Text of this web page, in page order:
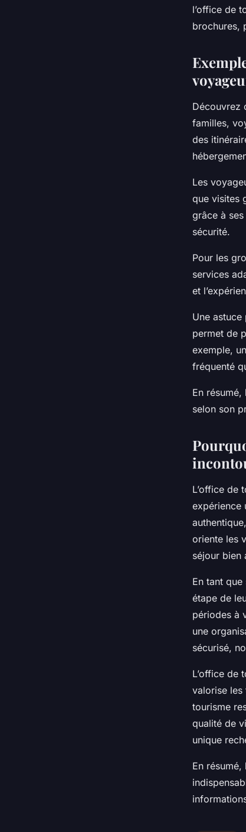
l’office de
brochures,
Découvrez
familles,
des
Les
que visites
grâce à
sécurité.
Pour les
services
et
Une astuce
permet de
exemple,
fréquenté
En
selon son
L’office de
expérience
oriente les
séjour bien
En tant
étape de
périodes à
une
sécurisé,
L’office de
valorise les
tourisme
qualité de
unique
En